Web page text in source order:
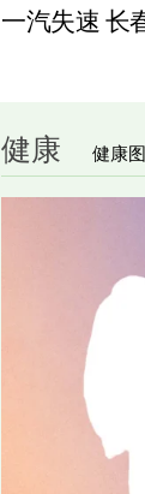
一汽失速 长
健康 健康